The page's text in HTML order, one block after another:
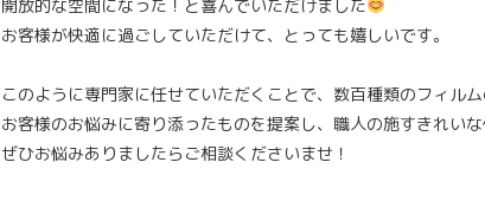
開放的な空間になった！と喜んでいただけました
お客様が快適に過ごしていただけて、とっても嬉しいです。
このように専門家に任せていただくことで、数百種類のフィル
お客様のお悩みに寄り添ったものを提案し、職人の施すきれい
ぜひお悩みありましたらご相談くださいませ！